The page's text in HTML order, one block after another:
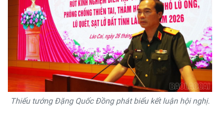
Thiếu tướng Đặng Quốc Đồng phát biểu kết luận hội nghị.